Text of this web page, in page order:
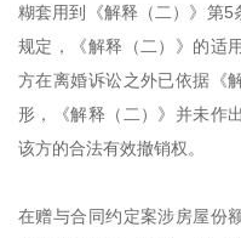
糊套用到《解释（二）》第5
规定，《解释（二）》的适
方在离婚诉讼之外已依据《
形，《解释（二）》并未作
该方的合法有效撤销权。
在赠与合同约定案涉房屋份